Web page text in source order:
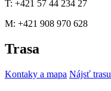
T: +421 57 44 234 27
M: +421 908 970 628
Trasa
Kontaky a mapa Nájsť trasu